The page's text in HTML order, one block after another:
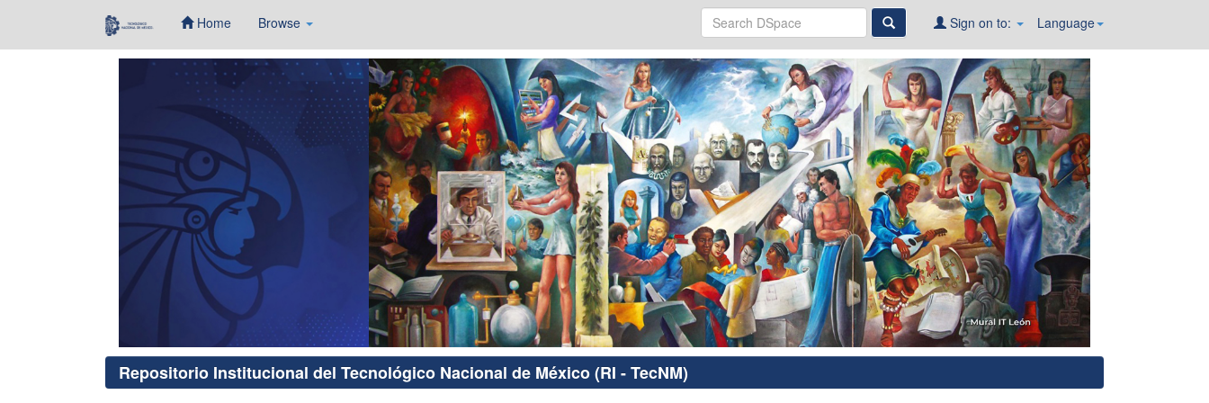
Home Browse Language
Sign on to:
Repositorio Institucional del Tecnológico Nacional de México (RI - TecNM)